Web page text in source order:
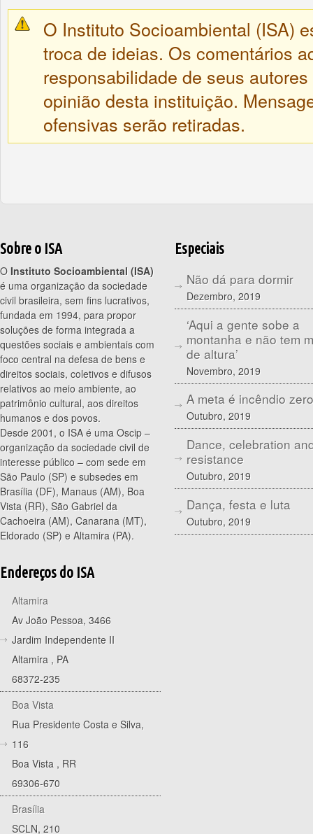
O Instituto Socioambiental (ISA)
troca de ideias. Os comentários
responsabilidade de seus
opinião desta instituição.
ofensivas serão retiradas.
Sobre o ISA
O Instituto Socioambiental (ISA)
é uma organização da sociedade
civil brasileira, sem fins lucrativos,
fundada em 1994, para propor
soluções de forma integrada a
questões sociais e ambientais com
foco central na defesa de bens e
direitos sociais, coletivos e difusos
relativos ao meio ambiente, ao
patrimônio cultural, aos direitos
humanos e dos povos.
Desde 2001, o ISA é uma Oscip –
organização da sociedade civil de
interesse público – com sede em
São Paulo (SP) e subsedes em
Brasília (DF), Manaus (AM), Boa
Vista (RR), São Gabriel da
Cachoeira (AM), Canarana (MT),
Eldorado (SP) e Altamira (PA).
Endereços do ISA
Altamira
Av João Pessoa, 3466
Jardim Independente II
Altamira , PA
68372-235
Boa Vista
Rua Presidente Costa e Silva,
116
Boa Vista , RR
69306-670
Brasília
SCLN, 210
Especiais
Não dá para dormir
Dezembro, 2019
‘Aqui a gente sobe a
montanha e não tem
de altura’
Novembro, 2019
A meta é incêndio zero
Outubro, 2019
Dance, celebration
resistance
Outubro, 2019
Dança, festa e luta
Outubro, 2019